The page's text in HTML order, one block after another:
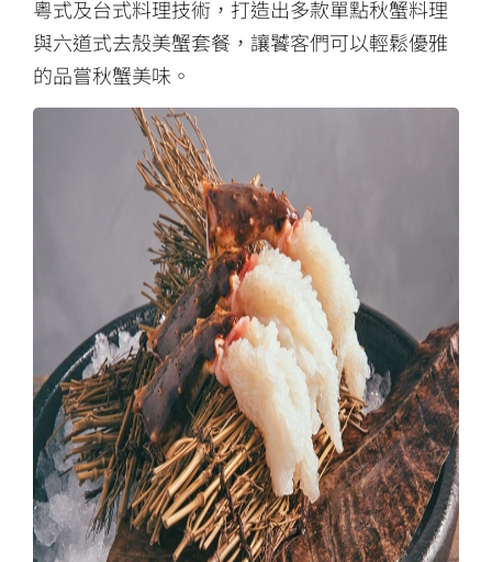
粵式及台式料理技術，打造出多款單點秋蟹料理
與六道式去殼美蟹套餐，讓饕客們可以輕鬆優雅
的品嘗秋蟹美味。